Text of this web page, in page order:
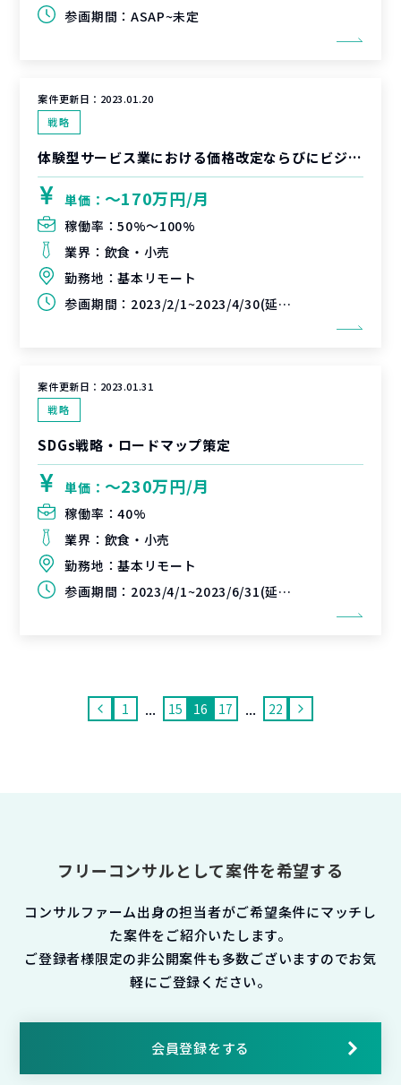
参画期間： ASAP~未定
案件更新日： 2023.01.20
戦略
体験型サービス業における価格改定ならびにビジネスモデル刷新プロジェクト
単価： 〜170万円/月
稼働率：50%〜100%
業界： 飲食・小売
勤務地：基本リモート
参画期間： 2023/2/1~2023/4/30(延長可能性あり)
案件更新日： 2023.01.31
戦略
SDGs戦略・ロードマップ策定
単価： 〜230万円/月
稼働率：40%
業界： 飲食・小売
勤務地：基本リモート
参画期間： 2023/4/1~2023/6/31(延長可能性あり)
1 ... 15 16 17 ... 22
フリーコンサルとして案件を希望する
コンサルファーム出身の担当者がご希望条件にマッチし
た案件をご紹介いたします。
ご登録者様限定の非公開案件も多数ございますのでお気
軽にご登録ください。
会員登録をする